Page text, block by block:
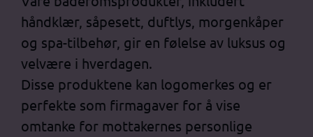
håndklær, såpesett, duftlys, morgenkåper
og spa-tilbehør, gir en følelse av luksus og
velvære i hverdagen.
Disse produktene kan logomerkes og er
perfekte som firmagaver for å vise
omtanke for mottakernes personlige